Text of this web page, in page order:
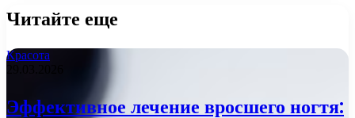
Читайте еще
Красота
Эффективное лечение вросшего ногтя: